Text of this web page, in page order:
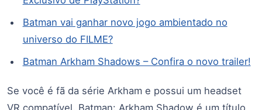
Batman vai ganhar novo jogo ambientado no
universo do FILME?
Batman Arkham Shadows – Confira o novo trailer!
Se você é fã da série Arkham e possui um headset
VR compatível, Batman: Arkham Shadow é um título